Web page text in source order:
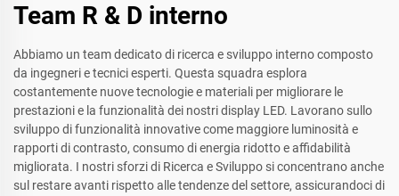
Team R & D interno
Abbiamo un team dedicato di ricerca e sviluppo interno composto
da ingegneri e tecnici esperti. Questa squadra esplora
costantemente nuove tecnologie e materiali per migliorare le
prestazioni e la funzionalità dei nostri display LED. Lavorano sullo
sviluppo di funzionalità innovative come maggiore luminosità e
rapporti di contrasto, consumo di energia ridotto e affidabilità
migliorata. I nostri sforzi di Ricerca e Sviluppo si concentrano anche
sul restare avanti rispetto alle tendenze del settore, assicurandoci di